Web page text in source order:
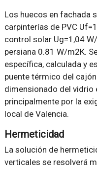
Los huecos en fachada
carpinterías de PVC
control solar Ug=1,04
persiana 0.81 W/m2K.
específica, calculada y
puente térmico del
dimensionado del vidrio
principalmente por la
local de Valencia.
Hermeticidad
La solución de
verticales se resolverá